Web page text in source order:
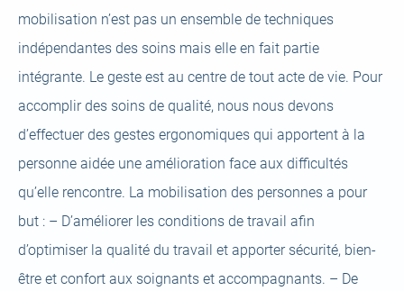
mobilisation n’est pas un ensemble de techniques
indépendantes des soins mais elle en fait partie
intégrante. Le geste est au centre de tout acte de vie. Pour
accomplir des soins de qualité, nous nous devons
d’effectuer des gestes ergonomiques qui apportent à la
personne aidée une amélioration face aux difficultés
qu’elle rencontre. La mobilisation des personnes a pour
but : – D’améliorer les conditions de travail afin
d’optimiser la qualité du travail et apporter sécurité, bien-
être et confort aux soignants et accompagnants. – De